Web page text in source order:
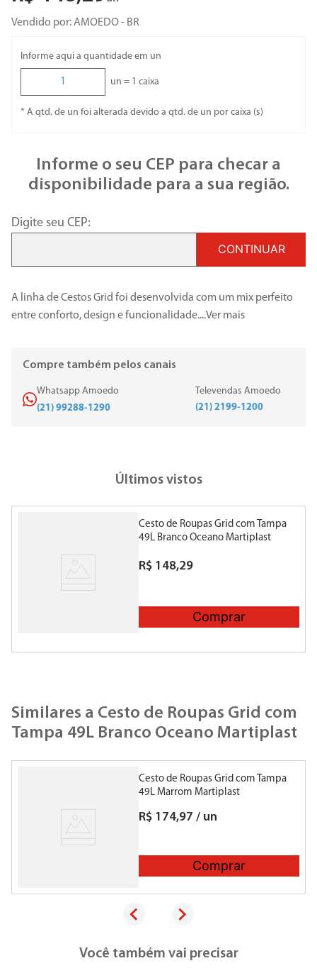
Vendido por:AMOEDO - BR
Informe aqui a quantidade em un
un = 1 caixa
* A qtd. de un foi alterada devido a qtd. de un por caixa (s)
Informe o seu CEP para checar a
disponibilidade para a sua região.
Digite seu CEP:
CONTINUAR
A linha de Cestos Grid foi desenvolvida com um mix perfeito
entre conforto, design e funcionalidade....Ver mais
Compre também pelos canais
Whatsapp Amoedo
(21) 99288-1290
Televendas Amoedo
(21) 2199-1200
Últimos vistos
Cesto de Roupas Grid com Tampa
49L Branco Oceano Martiplast
R$ 148,29
Comprar
Similares a Cesto de Roupas Grid com
Tampa 49L Branco Oceano Martiplast
Cesto de Roupas Grid com Tampa
49L Marrom Martiplast
R$ 174,97 / un
Comprar
Você também vai precisar